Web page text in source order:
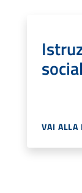
VAI ALLA